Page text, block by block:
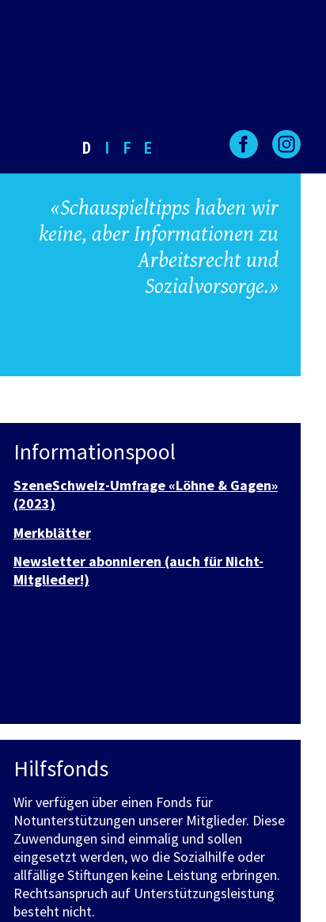
D I F E
«Schauspieltipps haben wir
keine, aber Informationen zu
Arbeitsrecht und
Sozialvorsorge.»
Informationspool
SzeneSchweiz-Umfrage «Löhne & Gagen»
(2023)
Merkblätter
Newsletter abonnieren (auch für Nicht-
Mitglieder!)
Hilfsfonds
Wir verfügen über einen Fonds für
Notunterstützungen unserer Mitglieder. Diese
Zuwendungen sind einmalig und sollen
eingesetzt werden, wo die Sozialhilfe oder
allfällige Stiftungen keine Leistung erbringen.
Rechtsanspruch auf Unterstützungsleistung
besteht nicht.